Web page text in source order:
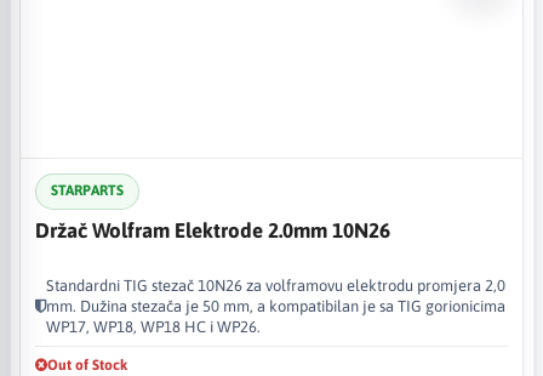
STARPARTS
Držač Wolfram Elektrode 2.0mm 10N26
Standardni TIG stezač 10N26 za volframovu elektrodu promjera 2,0
mm. Dužina stezača je 50 mm, a kompatibilan je sa TIG gorionicima
WP17, WP18, WP18 HC i WP26.
Out of Stock